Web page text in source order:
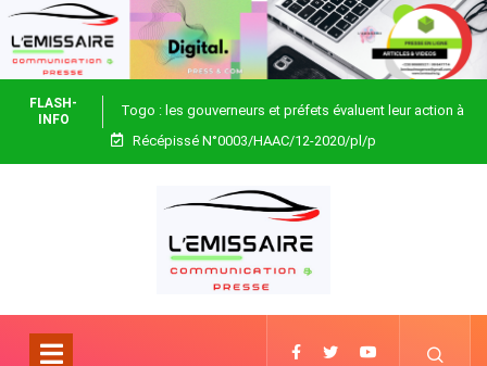
FLASH-
INFO
Togo : les gouverneurs et préfets évaluent leur action à
Blitta
Récépissé N°0003/HAAC/12-2020/pl/p